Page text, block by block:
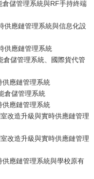
理系統與RF手持終端
鏈管理系統與信息化設
應鏈管理系統
管理系統、國際貨代管
鏈管理系統
儲管理系統
應鏈管理系統
升級與實時供應鏈管理
升級與實時供應鏈管理
鏈管理系統與學校原有